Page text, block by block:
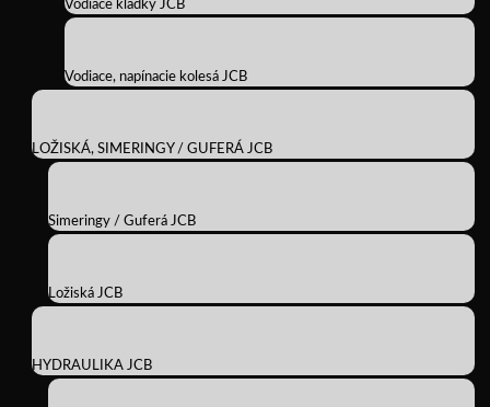
Vodiace kladky JCB
Vodiace, napínacie kolesá JCB
LOŽISKÁ, SIMERINGY / GUFERÁ JCB
Simeringy / Guferá JCB
Ložiská JCB
HYDRAULIKA JCB